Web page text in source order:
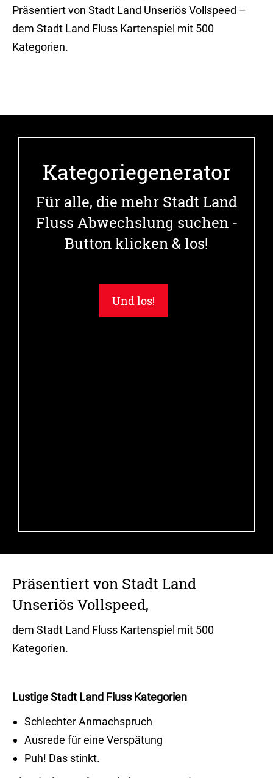
Präsentiert von Stadt Land Unseriös Vollspeed –
dem Stadt Land Fluss Kartenspiel mit 500
Kategorien.
Kategoriegenerator
Für alle, die mehr Stadt Land
Fluss Abwechslung suchen -
Button klicken & los!
Und los!
Präsentiert von Stadt Land
Unseriös Vollspeed,
dem Stadt Land Fluss Kartenspiel mit 500
Kategorien.
Lustige Stadt Land Fluss Kategorien
Schlechter Anmachspruch
Ausrede für eine Verspätung
Puh! Das stinkt.